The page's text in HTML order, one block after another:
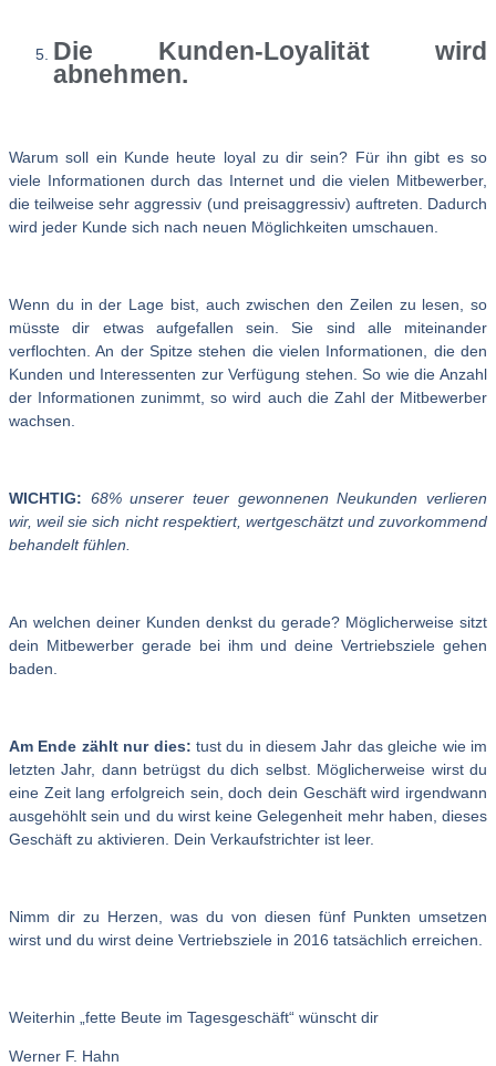
Die Kunden-Loyalität wird
abnehmen.
Warum soll ein Kunde heute loyal zu dir sein? Für ihn gibt es so
viele Informationen durch das Internet und die vielen Mitbewerber,
die teilweise sehr aggressiv (und preisaggressiv) auftreten. Dadurch
wird jeder Kunde sich nach neuen Möglichkeiten umschauen.
Wenn du in der Lage bist, auch zwischen den Zeilen zu lesen, so
müsste dir etwas aufgefallen sein. Sie sind alle miteinander
verflochten. An der Spitze stehen die vielen Informationen, die den
Kunden und Interessenten zur Verfügung stehen. So wie die Anzahl
der Informationen zunimmt, so wird auch die Zahl der Mitbewerber
wachsen.
WICHTIG: 68% unserer teuer gewonnenen Neukunden verlieren
wir, weil sie sich nicht respektiert, wertgeschätzt und zuvorkommend
behandelt fühlen.
An welchen deiner Kunden denkst du gerade? Möglicherweise sitzt
dein Mitbewerber gerade bei ihm und deine Vertriebsziele gehen
baden.
Am Ende zählt nur dies: tust du in diesem Jahr das gleiche wie im
letzten Jahr, dann betrügst du dich selbst. Möglicherweise wirst du
eine Zeit lang erfolgreich sein, doch dein Geschäft wird irgendwann
ausgehöhlt sein und du wirst keine Gelegenheit mehr haben, dieses
Geschäft zu aktivieren. Dein Verkaufstrichter ist leer.
Nimm dir zu Herzen, was du von diesen fünf Punkten umsetzen
wirst und du wirst deine Vertriebsziele in 2016 tatsächlich erreichen.
Weiterhin „fette Beute im Tagesgeschäft“ wünscht dir
Werner F. Hahn